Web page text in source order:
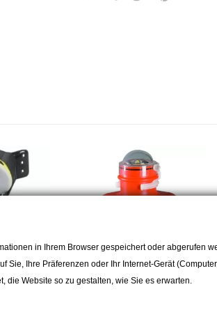
in Ihrem Browser gespeichert oder abgerufen
Sie, Ihre Präferenzen oder Ihr Internet-Gerät
Website so zu gestalten, wie Sie es erwarten.